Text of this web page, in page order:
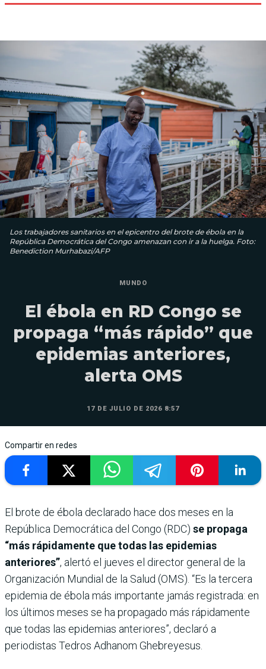
Los trabajadores sanitarios en el epicentro del brote de ébola en la
República Democrática del Congo amenazan con ir a la huelga. Foto:
Benediction Murhabazi/AFP
MUNDO
El ébola en RD Congo se
propaga “más rápido” que
epidemias anteriores,
alerta OMS
17 DE JULIO DE 2026 8:57
Compartir en redes
El brote de ébola declarado hace dos meses en la
República Democrática del Congo (RDC) se propaga
“más rápidamente que todas las epidemias
anteriores”, alertó el jueves el director general de la
Organización Mundial de la Salud (OMS). “Es la tercera
epidemia de ébola más importante jamás registrada: en
los últimos meses se ha propagado más rápidamente
que todas las epidemias anteriores”, declaró a
periodistas Tedros Adhanom Ghebreyesus.